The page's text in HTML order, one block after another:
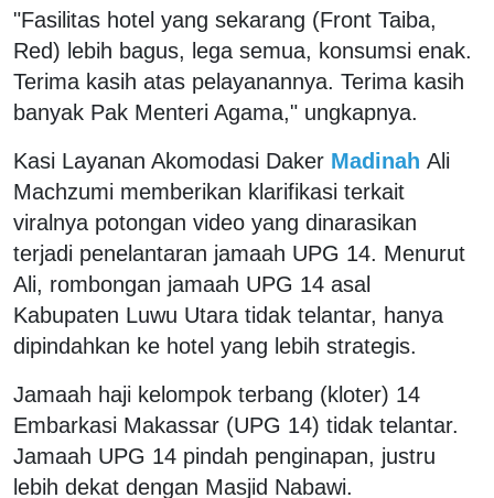
"Fasilitas hotel yang sekarang (Front Taiba,
Red) lebih bagus, lega semua, konsumsi enak.
Terima kasih atas pelayanannya. Terima kasih
banyak Pak Menteri Agama," ungkapnya.
Kasi Layanan Akomodasi Daker Madinah Ali
Machzumi memberikan klarifikasi terkait
viralnya potongan video yang dinarasikan
terjadi penelantaran jamaah UPG 14. Menurut
Ali, rombongan jamaah UPG 14 asal
Kabupaten Luwu Utara tidak telantar, hanya
dipindahkan ke hotel yang lebih strategis.
Jamaah haji kelompok terbang (kloter) 14
Embarkasi Makassar (UPG 14) tidak telantar.
Jamaah UPG 14 pindah penginapan, justru
lebih dekat dengan Masjid Nabawi.